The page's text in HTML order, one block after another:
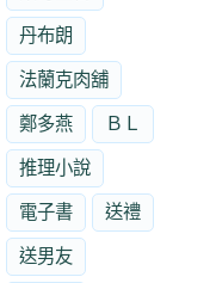
丹布朗
法蘭克肉舖
鄭多燕 ＢＬ
推理小說
電子書 送禮
送男友